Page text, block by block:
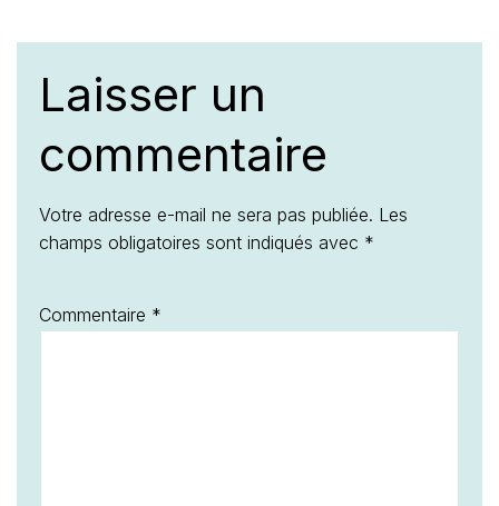
Laisser un
commentaire
Votre adresse e-mail ne sera pas publiée. Les
champs obligatoires sont indiqués avec *
Commentaire *